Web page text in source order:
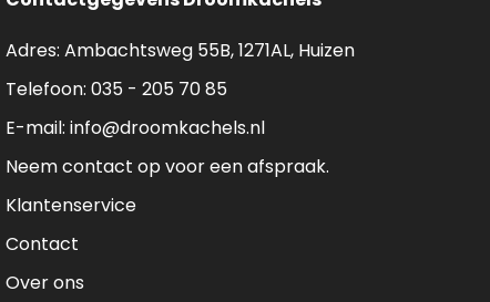
Adres: Ambachtsweg 55B, 1271AL, Huizen
Telefoon: 035 - 205 70 85
E-mail: info@droomkachels.nl
Neem contact op voor een afspraak.
Klantenservice
Contact
Over ons